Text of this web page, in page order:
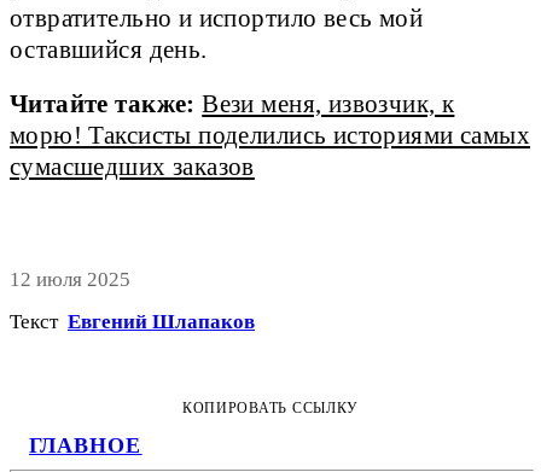
ГЛАВНОЕ
отвратительно и испортило весь мой
оставшийся день.
Читайте также: Вези меня, извозчик, к
морю! Таксисты поделились историями самых
сумасшедших заказов
12 июля 2025
Текст Евгений Шлапаков
КОПИРОВАТЬ ССЫЛКУ